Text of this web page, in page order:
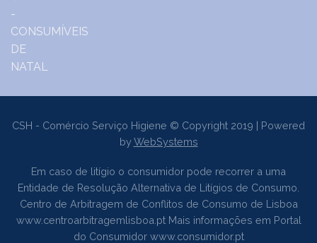
CSH - Comércio Serviço Higiene © Copyright 2019 | Powered
byWebSystems
Em caso de litígio o consumidor pode recorrer a uma
Entidade de Resolução Alternativa de Litígios de Consumo.
Centro de Arbitragem de Conflitos de Consumo de Lisboa
www.centroarbitragemlisboa.ptMais informações em Portal
do Consumidor www.consumidor.pt